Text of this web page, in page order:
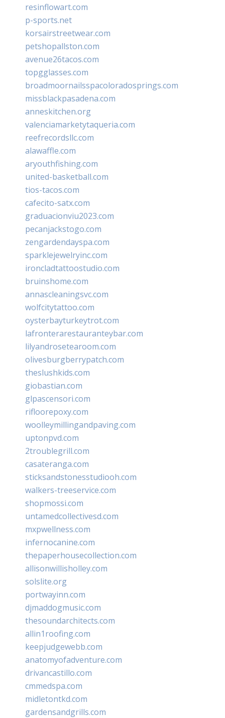
resinflowart.com
p-sports.net
korsairstreetwear.com
petshopallston.com
avenue26tacos.com
topgglasses.com
broadmoornailsspacoloradosprings.com
missblackpasadena.com
anneskitchen.org
valenciamarketytaqueria.com
reefrecordsllc.com
alawaffle.com
aryouthfishing.com
united-basketball.com
tios-tacos.com
cafecito-satx.com
graduacionviu2023.com
pecanjackstogo.com
zengardendayspa.com
sparklejewelryinc.com
ironcladtattoostudio.com
bruinshome.com
annascleaningsvc.com
wolfcitytattoo.com
oysterbayturkeytrot.com
lafronterarestauranteybar.com
lilyandrosetearoom.com
olivesburgberrypatch.com
theslushkids.com
giobastian.com
glpascensori.com
rifloorepoxy.com
woolleymillingandpaving.com
uptonpvd.com
2troublegrill.com
casateranga.com
sticksandstonesstudiooh.com
walkers-treeservice.com
shopmossi.com
untamedcollectivesd.com
mxpwellness.com
infernocanine.com
thepaperhousecollection.com
allisonwillisholley.com
solslite.org
portwayinn.com
djmaddogmusic.com
thesoundarchitects.com
allin1roofing.com
keepjudgewebb.com
anatomyofadventure.com
drivancastillo.com
cmmedspa.com
midletontkd.com
gardensandgrills.com